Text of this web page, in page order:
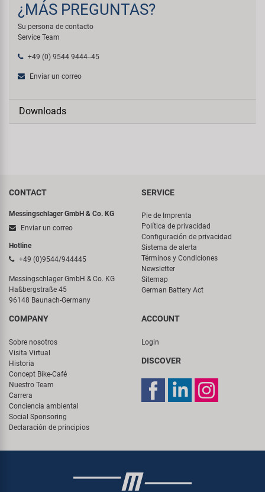
¿MÁS PREGUNTAS?
Su persona de contacto
Service Team
+49 (0) 9544 9444--45
Enviar un correo
Downloads
CONTACT
Messingschlager GmbH & Co. KG
Enviar un correo
Hotline
+49 (0)9544/944445
Messingschlager GmbH & Co. KG
Haßbergstraße 45
96148 Baunach-Germany
SERVICE
Pie de Imprenta
Política de privacidad
Configuración de privacidad
Sistema de alerta
Términos y Condiciones
Newsletter
Sitemap
German Battery Act
COMPANY
Sobre nosotros
Visita Virtual
Historia
Concept Bike-Café
Nuestro Team
Carrera
Conciencia ambiental
Social Sponsoring
Declaración de principios
ACCOUNT
Login
DISCOVER